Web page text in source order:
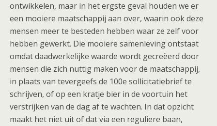
ontwikkelen, maar in het ergste geval houden we er
een mooiere maatschappij aan over, waarin ook deze
mensen meer te besteden hebben waar ze zelf voor
hebben gewerkt. Die mooiere samenleving ontstaat
omdat daadwerkelijke waarde wordt gecreëerd door
mensen die zich nuttig maken voor de maatschappij,
in plaats van tevergeefs de 100e sollicitatiebrief te
schrijven, of op een kratje bier in de voortuin het
verstrijken van de dag af te wachten. In dat opzicht
maakt het niet uit of dat via een reguliere baan,